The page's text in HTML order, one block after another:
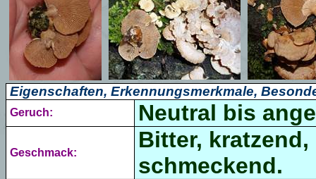
Eigenschaften, Erkennungsmerkmale,
Geruch: Neutral bis
Geschmack:
Bitter,
schmeckend.